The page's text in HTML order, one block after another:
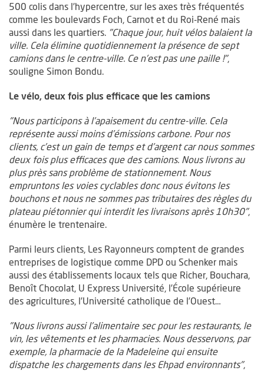
500 colis dans l’hypercentre, sur les axes très fréquentés
comme les boulevards Foch, Carnot et du Roi-René mais
aussi dans les quartiers. "Chaque jour, huit vélos balaient la
ville. Cela élimine quotidiennement la présence de sept
camions dans le centre-ville. Ce n’est pas une paille !",
souligne Simon Bondu.
Le vélo, deux fois plus efficace que les camions
"Nous participons à l’apaisement du centre-ville. Cela
représente aussi moins d’émissions carbone. Pour nos
clients, c’est un gain de temps et d’argent car nous sommes
deux fois plus efficaces que des camions. Nous livrons au
plus près sans problème de stationnement. Nous
empruntons les voies cyclables donc nous évitons les
bouchons et nous ne sommes pas tributaires des règles du
plateau piétonnier qui interdit les livraisons après 10h30",
énumère le trentenaire.
Parmi leurs clients, Les Rayonneurs comptent de grandes
entreprises de logistique comme DPD ou Schenker mais
aussi des établissements locaux tels que Richer, Bouchara,
Benoît Chocolat, U Express Université, l’École supérieure
des agricultures, l’Université catholique de l’Ouest…
"Nous livrons aussi l’alimentaire sec pour les restaurants, le
vin, les vêtements et les pharmacies. Nous desservons, par
exemple, la pharmacie de la Madeleine qui ensuite
dispatche les chargements dans les Ehpad environnants",